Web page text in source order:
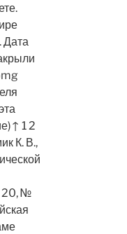
Дата
1 2
К. В.,
20, №